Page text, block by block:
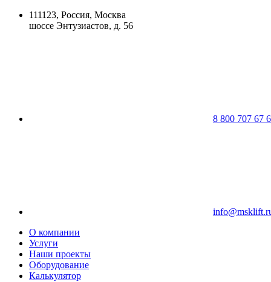
111123, Россия, Москва
шоссе Энтузиастов, д. 56
8 800 707 67
О компании
Услуги
Наши проекты
Оборудование
Калькулятор